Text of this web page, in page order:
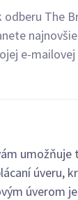
odberu The
e-mailovej
úveru,
úverom